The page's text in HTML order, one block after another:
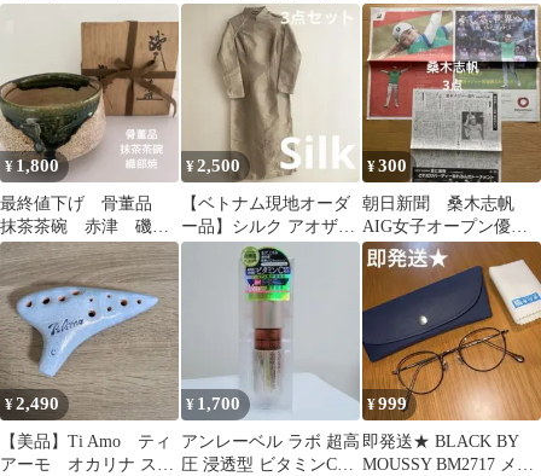
オーサム トリカラ
ー 斑入り
分 平日11,000円相当
補整 育乳 おやすみブラ
6色
¥ 1,800
最終値下げ 骨董品
抹茶茶碗 赤津 磯部
焼 山口錠鉄
¥2,500
【ベトナム現地オーダ
ー品】シルク アオザイ
3点セット（上着・パン
¥300
朝日新聞 桑木志帆
AIG女子オープン優勝
新聞広告 3点
¥2,490
​【美品】Ti Amo ティ
アーモ オカリナ スタ
¥ 1,700
アンレーベル ラボ 超高
圧 浸透型 ビタミンC誘
¥999
即発送★ BLACK BY
MOUSSY BM2717 メガ